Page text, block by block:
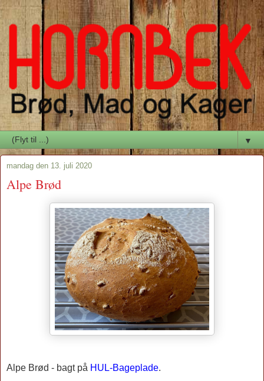
▼
mandag den 13. juli 2020
Alpe Brød
Alpe Brød - bagt på HUL-Bageplade.